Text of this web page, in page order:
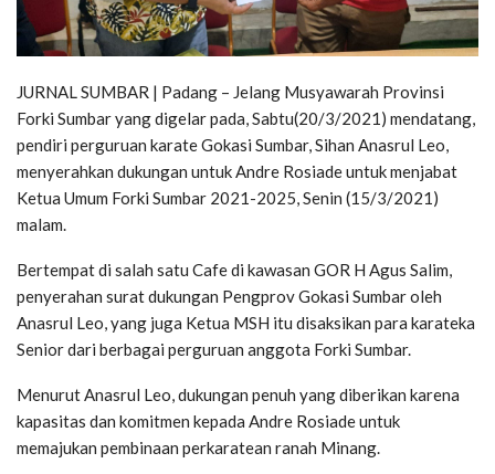
JURNAL SUMBAR | Padang – Jelang Musyawarah Provinsi
Forki Sumbar yang digelar pada, Sabtu(20/3/2021) mendatang,
pendiri perguruan karate Gokasi Sumbar, Sihan Anasrul Leo,
menyerahkan dukungan untuk Andre Rosiade untuk menjabat
Ketua Umum Forki Sumbar 2021-2025, Senin (15/3/2021)
malam.
Bertempat di salah satu Cafe di kawasan GOR H Agus Salim,
penyerahan surat dukungan Pengprov Gokasi Sumbar oleh
Anasrul Leo, yang juga Ketua MSH itu disaksikan para karateka
Senior dari berbagai perguruan anggota Forki Sumbar.
Menurut Anasrul Leo, dukungan penuh yang diberikan karena
kapasitas dan komitmen kepada Andre Rosiade untuk
memajukan pembinaan perkaratean ranah Minang.